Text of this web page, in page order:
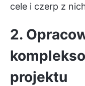
cele i czerp z
2.
projektu